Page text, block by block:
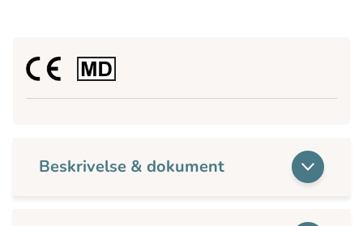
Beskrivelse & dokument